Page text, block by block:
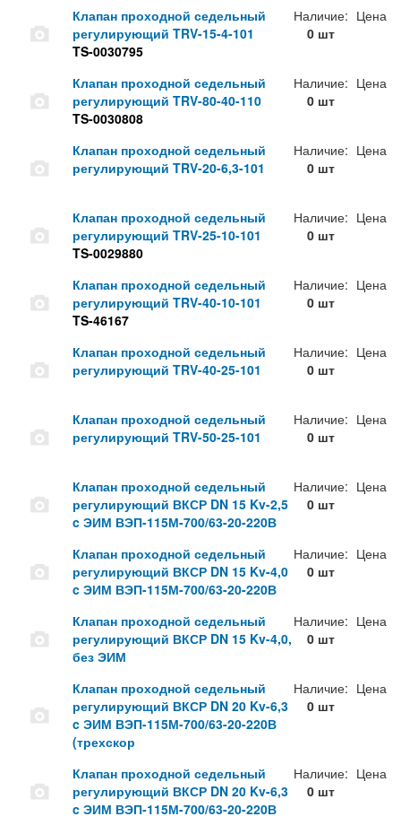
Клапан проходной седельный
регулирующий TRV-15-4-101
TS-0030795
Наличие:
0 шт
Цена
Клапан проходной седельный
регулирующий TRV-80-40-110
TS-0030808
Наличие:
0 шт
Цена
Клапан проходной седельный
регулирующий TRV-20-6,3-101
Наличие:
0 шт
Цена
Клапан проходной седельный
регулирующий TRV-25-10-101
TS-0029880
Наличие:
0 шт
Цена
Клапан проходной седельный
регулирующий TRV-40-10-101
TS-46167
Наличие:
0 шт
Цена
Клапан проходной седельный
регулирующий TRV-40-25-101
Наличие:
0 шт
Цена
Клапан проходной седельный
регулирующий TRV-50-25-101
Наличие:
0 шт
Цена
Клапан проходной седельный
регулирующий ВКСР DN 15 Kv-2,5
c ЭИМ ВЭП-115М-700/63-20-220В
Наличие:
0 шт
Цена
Клапан проходной седельный
регулирующий ВКСР DN 15 Kv-4,0
c ЭИМ ВЭП-115М-700/63-20-220В
Наличие:
0 шт
Цена
Клапан проходной седельный
регулирующий ВКСР DN 15 Kv-4,0,
без ЭИМ
Наличие:
0 шт
Цена
Клапан проходной седельный
регулирующий ВКСР DN 20 Kv-6,3
c ЭИМ ВЭП-115М-700/63-20-220В
(трехскор
Наличие:
0 шт
Цена
Клапан проходной седельный
регулирующий ВКСР DN 20 Kv-6,3
c ЭИМ ВЭП-115М-700/63-20-220В
Наличие:
0 шт
Цена